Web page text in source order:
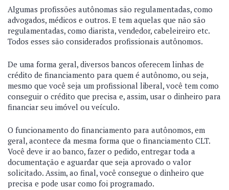
Algumas profissões autônomas são regulamentadas, como
advogados, médicos e outros. E tem aquelas que não são
regulamentadas, como diarista, vendedor, cabeleireiro etc.
Todos esses são considerados profissionais autônomos.
De uma forma geral, diversos bancos oferecem linhas de
crédito de financiamento para quem é autônomo, ou seja,
mesmo que você seja um profissional liberal, você tem como
conseguir o crédito que precisa e, assim, usar o dinheiro para
financiar seu imóvel ou veículo.
O funcionamento do financiamento para autônomos, em
geral, acontece da mesma forma que o financiamento CLT.
Você deve ir ao banco, fazer o pedido, entregar toda a
documentação e aguardar que seja aprovado o valor
solicitado. Assim, ao final, você consegue o dinheiro que
precisa e pode usar como foi programado.